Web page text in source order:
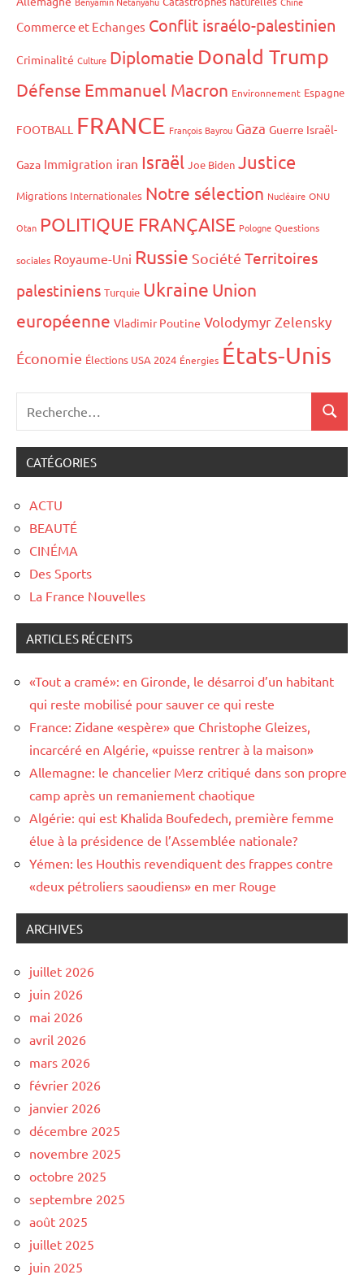
Commerce et Echanges Conflit israélo-palestinien
Criminalité Culture Diplomatie Donald Trump
Défense Emmanuel Macron Environnement Espagne
FOOTBALL FRANCE François Bayrou Gaza Guerre Israël-
Gaza Immigration iran Israël Joe Biden Justice
Migrations Internationales Notre sélection Nucléaire ONU
Otan POLITIQUE FRANÇAISE Pologne Questions
sociales Royaume-Uni Russie Société Territoires
palestiniens Turquie Ukraine Union
européenne Vladimir Poutine Volodymyr Zelensky
Économie Élections USA 2024 Énergies États-Unis
CATÉGORIES
ACTU
BEAUTÉ
CINÉMA
Des Sports
La France Nouvelles
ARTICLES RÉCENTS
«Tout a cramé»: en Gironde, le désarroi d’un habitant
qui reste mobilisé pour sauver ce qui reste
France: Zidane «espère» que Christophe Gleizes,
incarcéré en Algérie, «puisse rentrer à la maison»
Allemagne: le chancelier Merz critiqué dans son propre
camp après un remaniement chaotique
Algérie: qui est Khalida Boufedech, première femme
élue à la présidence de l’Assemblée nationale?
Yémen: les Houthis revendiquent des frappes contre
«deux pétroliers saoudiens» en mer Rouge
ARCHIVES
juillet 2026
juin 2026
mai 2026
avril 2026
mars 2026
février 2026
janvier 2026
décembre 2025
novembre 2025
octobre 2025
septembre 2025
août 2025
juillet 2025
juin 2025